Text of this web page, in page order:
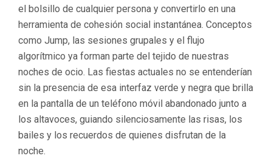
el bolsillo de cualquier persona y convertirlo en una
herramienta de cohesión social instantánea. Conceptos
como Jump, las sesiones grupales y el flujo
algorítmico ya forman parte del tejido de nuestras
noches de ocio. Las fiestas actuales no se entenderían
sin la presencia de esa interfaz verde y negra que brilla
en la pantalla de un teléfono móvil abandonado junto a
los altavoces, guiando silenciosamente las risas, los
bailes y los recuerdos de quienes disfrutan de la
noche.